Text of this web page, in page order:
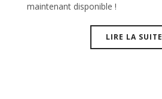
maintenant disponible !
LIRE LA SUITE